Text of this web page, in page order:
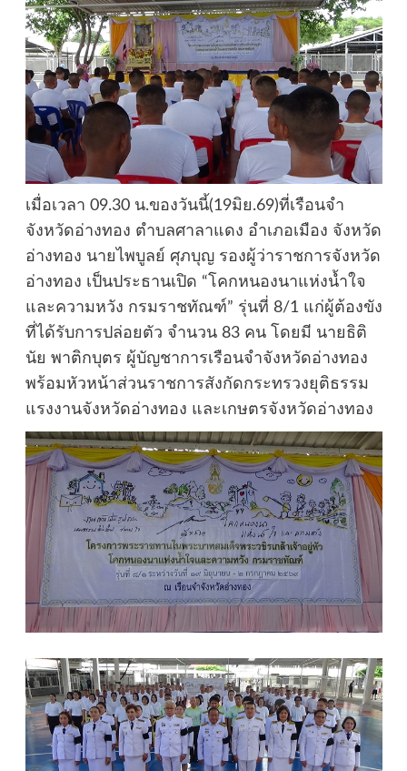
เมื่อเวลา 09.30 น.ของวันนี้(19มิย.69)ที่เรือนจำ
จังหวัดอ่างทอง ตำบลศาลาแดง อำเภอเมือง จังหวัด
อ่างทอง นายไพบูลย์ ศุภบุญ รองผู้ว่าราชการจังหวัด
อ่างทอง เป็นประธานเปิด “โคกหนองนาแห่งน้ำใจ
และความหวัง กรมราชทัณฑ์” รุ่นที่ 8/1 แก่ผู้ต้องขัง
ที่ได้รับการปล่อยตัว จำนวน 83 คน โดยมี นายธิติ
นัย พาติกบุตร ผู้บัญชาการเรือนจำจังหวัดอ่างทอง
พร้อมหัวหน้าส่วนราชการสังกัดกระทรวงยุติธรรม
แรงงานจังหวัดอ่างทอง และเกษตรจังหวัดอ่างทอง